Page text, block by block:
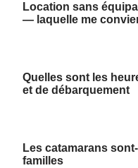
Location sans
— laquelle me
Quelles sont les
et de débarquement
Les catamarans
familles